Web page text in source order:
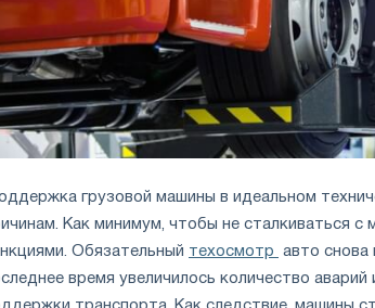
грузовой машины в идеальном
Как минимум, чтобы не сталкиваться
Обязательный техосмотр
авто снова
время увеличилось количество